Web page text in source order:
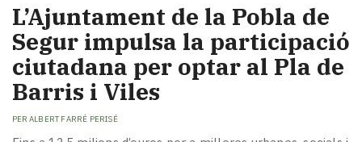
L’Ajuntament de la Pobla de
Segur impulsa la participació
ciutadana per optar al Pla de
Barris i Viles
PER ALBERT FARRÉ PERISÉ